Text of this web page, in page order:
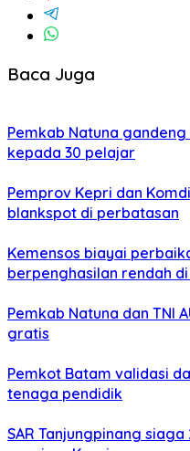
Baca Juga
Pemkab Natuna
kepada 30 pelajar
Pemprov Kepri dan
blankspot di perbatasan
Kemensos biayai
berpenghasilan rendah
Pemkab Natuna dan TNI
gratis
Pemkot Batam validasi
tenaga pendidik
SAR Tanjungpinang